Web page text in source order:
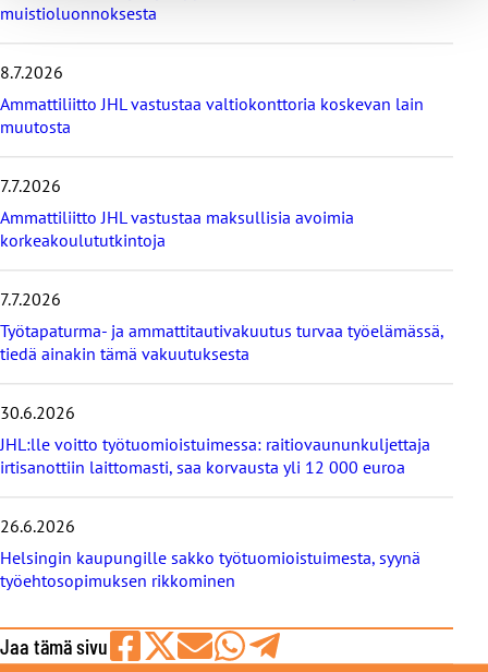
i
i
s
i
ä
t
u
u
t
i
e
t
muistioluonnoksesta
8.7.2026
Ammattiliitto JHL vastustaa valtiokonttoria koskevan lain
muutosta
7.7.2026
Ammattiliitto JHL vastustaa maksullisia avoimia
korkeakoulututkintoja
7.7.2026
Työtapaturma- ja ammattitautivakuutus turvaa työelämässä,
tiedä ainakin tämä vakuutuksesta
30.6.2026
JHL:lle voitto työtuomioistuimessa: raitiovaununkuljettaja
irtisanottiin laittomasti, saa korvausta yli 12 000 euroa
26.6.2026
Helsingin kaupungille sakko työtuomioistuimesta, syynä
työehtosopimuksen rikkominen
Jaa tämä sivu